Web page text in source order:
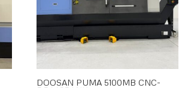
DOOSAN PUMA 5100MB CNC-